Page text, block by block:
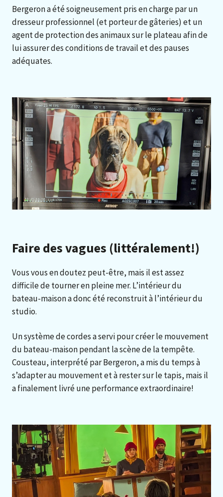
Bergeron a été soigneusement pris en charge par un
dresseur professionnel (et porteur de gâteries) et un
agent de protection des animaux sur le plateau afin de
lui assurer des conditions de travail et des pauses
adéquates.
Faire des vagues (littéralement!)
Vous vous en doutez peut-être, mais il est assez
difficile de tourner en pleine mer. L’intérieur du
bateau-maison a donc été reconstruit à l’intérieur du
studio.
Un système de cordes a servi pour créer le mouvement
du bateau-maison pendant la scène de la tempête.
Cousteau, interprété par Bergeron, a mis du temps à
s’adapter au mouvement et à rester sur le tapis, mais il
a finalement livré une performance extraordinaire!